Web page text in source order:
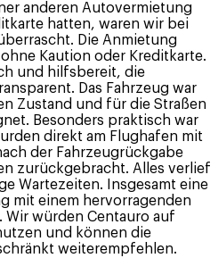
anderen Autovermietung
hatten, waren wir bei
Die Anmietung
Kaution oder Kreditkarte.
und hilfsbereit, die
Das Fahrzeug war
Zustand und für die Straßen
Besonders praktisch war
direkt am Flughafen mit
der Fahrzeugrückgabe
zurückgebracht. Alles verlief
Wartezeiten. Insgesamt eine
mit einem hervorragenden
Wir würden Centauro auf
und können die
weiterempfehlen.